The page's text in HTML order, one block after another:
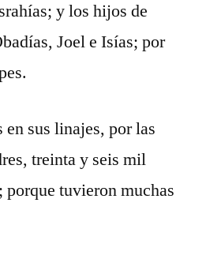
y los hijos de
Joel e Isías; por
sus linajes, por las
treinta y seis mil
porque tuvieron muchas